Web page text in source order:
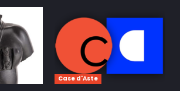
Case d'Aste